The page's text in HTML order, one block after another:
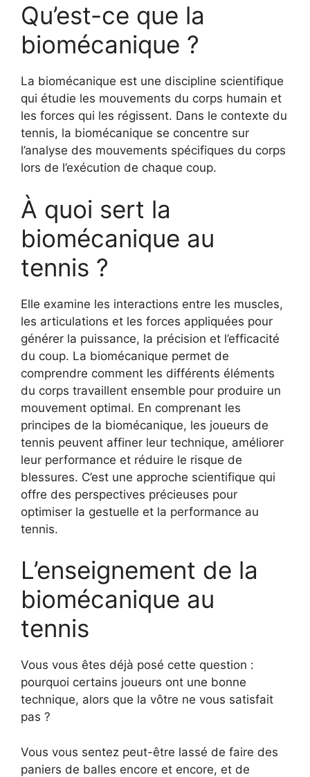
Qu’est-ce que la
biomécanique ?
La biomécanique est une discipline scientifique
qui étudie les mouvements du corps humain et
les forces qui les régissent. Dans le contexte du
tennis, la biomécanique se concentre sur
l’analyse des mouvements spécifiques du corps
lors de l’exécution de chaque coup.
À quoi sert la
biomécanique au
tennis ?
Elle examine les interactions entre les muscles,
les articulations et les forces appliquées pour
générer la puissance, la précision et l’efficacité
du coup. La biomécanique permet de
comprendre comment les différents éléments
du corps travaillent ensemble pour produire un
mouvement optimal. En comprenant les
principes de la biomécanique, les joueurs de
tennis peuvent affiner leur technique, améliorer
leur performance et réduire le risque de
blessures. C’est une approche scientifique qui
offre des perspectives précieuses pour
optimiser la gestuelle et la performance au
tennis.
L’enseignement de la
biomécanique au
tennis
Vous vous êtes déjà posé cette question :
pourquoi certains joueurs ont une bonne
technique, alors que la vôtre ne vous satisfait
pas ?
Vous vous sentez peut-être lassé de faire des
paniers de balles encore et encore, et de